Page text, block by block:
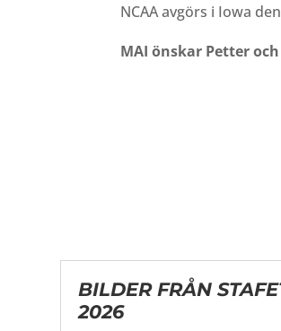
NCAA avgörs i Iowa
MAI önskar Petter
BILDER FRÅN
2026